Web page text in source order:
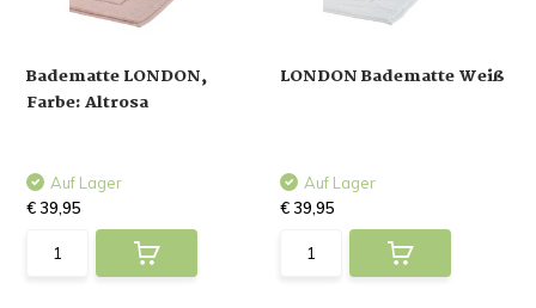
Badematte LONDON,
Farbe: Altrosa
Auf Lager
€ 39,95
LONDON Badematte Weiß
Auf Lager
€ 39,95